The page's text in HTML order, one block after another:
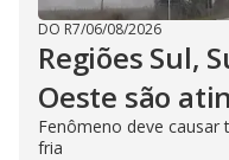
DO R7/06/08/2026
Regiões Sul,
Oeste são
Fenômeno deve
fria